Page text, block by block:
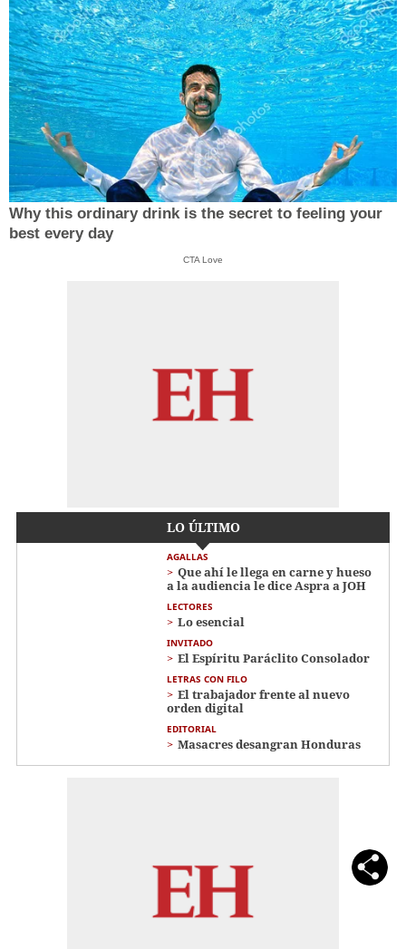
Why this ordinary drink is the secret to feeling your
best every day
CTA Love
LO ÚLTIMO
AGALLAS
Que ahí le llega en carne y hueso
a la audiencia le dice Aspra a JOH
LECTORES
Lo esencial
INVITADO
El Espíritu Paráclito Consolador
LETRAS CON FILO
El trabajador frente al nuevo
orden digital
EDITORIAL
Masacres desangran Honduras